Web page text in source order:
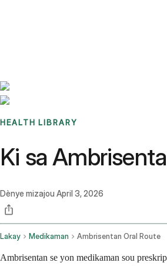
HEALTH LIBRARY
Ki sa
Dènye mizajou April 3, 2026
Lakay Medikaman Ambrisentan Oral Route
Ambrisentan se yon medikaman sou